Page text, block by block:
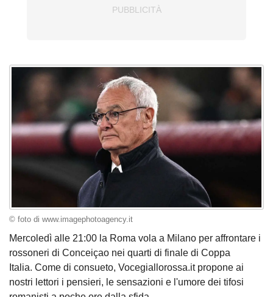
© foto di www.imagephotoagency.it
Mercoledì alle 21:00 la Roma vola a Milano per affrontare i
rossoneri di Conceiçao nei quarti di finale di Coppa
Italia. Come di consueto, Vocegiallorossa.it propone ai
nostri lettori i pensieri, le sensazioni e l'umore dei tifosi